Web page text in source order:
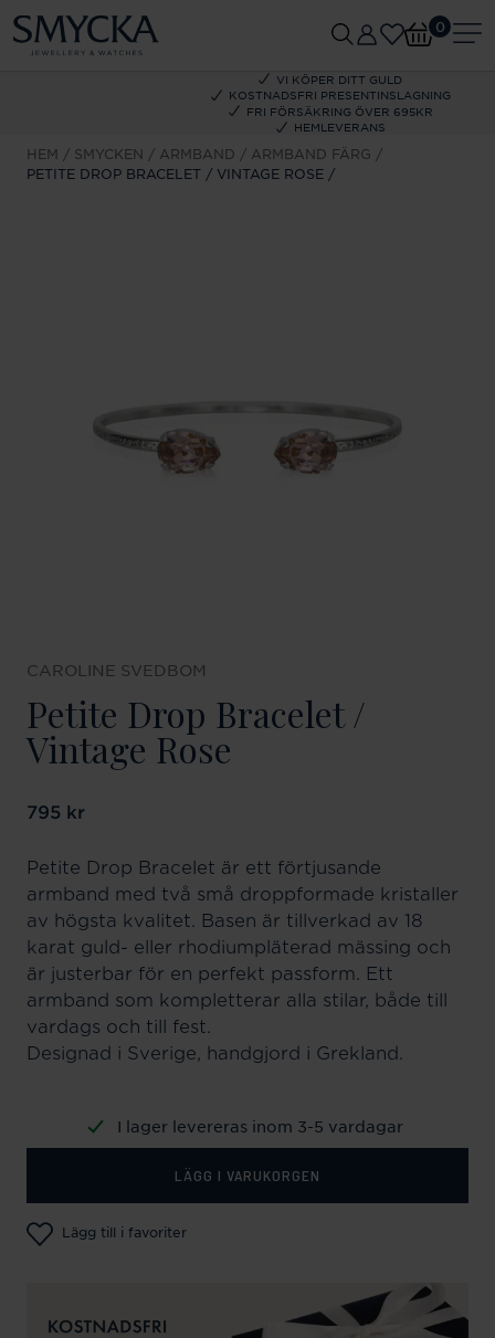
VI KÖPER DITT GULD
KOSTNADSFRI PRESENTINSLAGNING
FRI FÖRSÄKRING ÖVER 695KR
HEMLEVERANS
0
HEM SMYCKEN ARMBAND
ARMBAND FÄRG
PETITE DROP BRACELET / VINTAGE ROSE
CAROLINE SVEDBOM
Petite Drop Bracelet /
Vintage Rose
Pris :795 kr
795 kr
Petite Drop Bracelet är ett förtjusande
armband med två små droppformade kristaller
av högsta kvalitet. Basen är tillverkad av 18
karat guld- eller rhodiumpläterad mässing och
är justerbar för en perfekt passform. Ett
armband som kompletterar alla stilar, både till
vardags och till fest.
Designad i Sverige, handgjord i Grekland.
I lager levereras inom 3-5 vardagar
LÄGG I VARUKORGEN
Lägg till i favoriter